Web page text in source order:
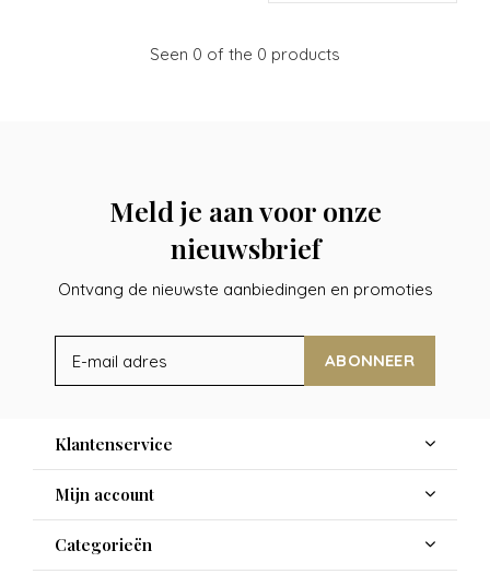
Seen 0 of the 0 products
Meld je aan voor onze
nieuwsbrief
Ontvang de nieuwste aanbiedingen en promoties
ABONNEER
Klantenservice
Mijn account
Categorieën